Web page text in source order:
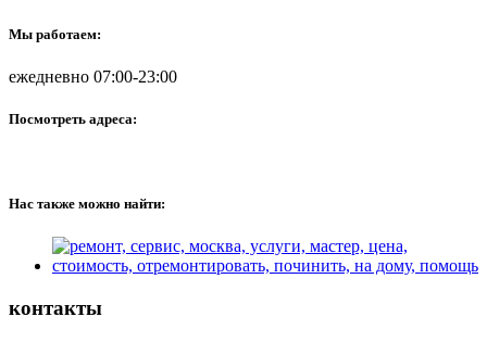
Мы работаем:
ежедневно 07:00-23:00
Посмотреть адреса:
Нас также можно найти:
контакты